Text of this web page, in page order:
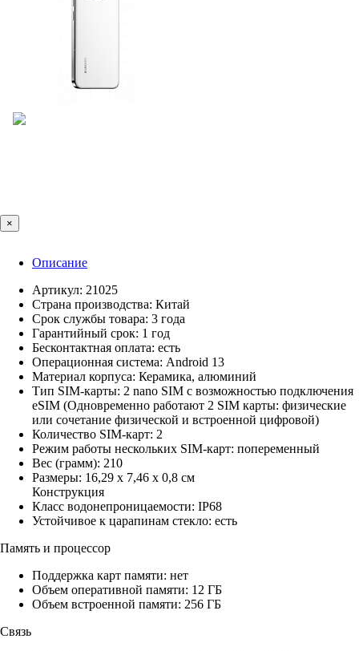
×
Описание
Артикул: 21025
Страна производства: Китай
Срок службы товара: 3 года
Гарантийный срок: 1 год
Бесконтактная оплата: есть
Операционная система: Android 13
Материал корпуса: Керамика, алюминий
Тип SIM-карты: 2 nano SIM с возможностью подключения
eSIM (Одновременно работают 2 SIM карты: физические
или сочетание физической и встроенной цифровой)
Количество SIM-карт: 2
Режим работы нескольких SIM-карт: попеременный
Вес (грамм): 210
Размеры: 16,29 x 7,46 x 0,8 см
Конструкция
Класс водонепроницаемости: IP68
Устойчивое к царапинам стекло: есть
Память и процессор
Поддержка карт памяти: нет
Объем оперативной памяти: 12 ГБ
Объем встроенной памяти: 256 ГБ
Связь